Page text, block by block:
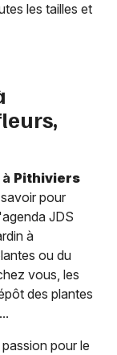
les tailles et
Pithiviers
pour
JDS
à
ou du
vous, les
des plantes
pour le